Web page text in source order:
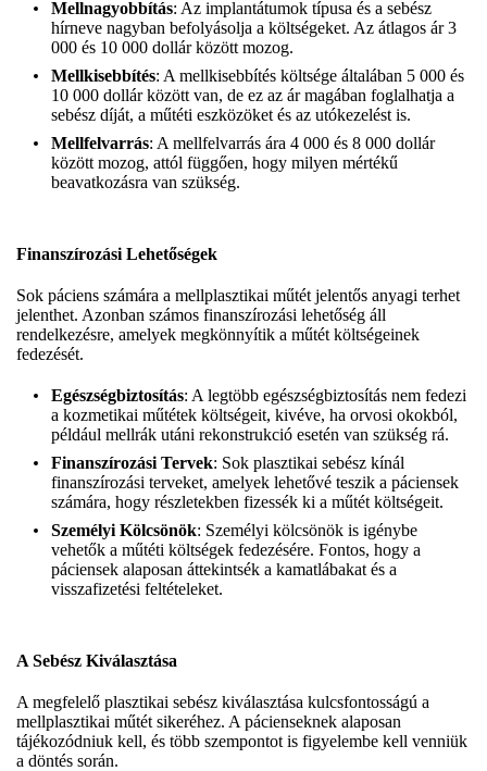
Mellnagyobbítás: Az implantátumok típusa és a sebész
hírneve nagyban befolyásolja a költségeket. Az átlagos ár 3
000 és 10 000 dollár között mozog.
Mellkisebbítés: A mellkisebbítés költsége általában 5 000 és
10 000 dollár között van, de ez az ár magában foglalhatja a
sebész díját, a műtéti eszközöket és az utókezelést is.
Mellfelvarrás: A mellfelvarrás ára 4 000 és 8 000 dollár
között mozog, attól függően, hogy milyen mértékű
beavatkozásra van szükség.
Finanszírozási Lehetőségek
Sok páciens számára a mellplasztikai műtét jelentős anyagi terhet
jelenthet. Azonban számos finanszírozási lehetőség áll
rendelkezésre, amelyek megkönnyítik a műtét költségeinek
fedezését.
Egészségbiztosítás: A legtöbb egészségbiztosítás nem fedezi
a kozmetikai műtétek költségeit, kivéve, ha orvosi okokból,
például mellrák utáni rekonstrukció esetén van szükség rá.
Finanszírozási Tervek: Sok plasztikai sebész kínál
finanszírozási terveket, amelyek lehetővé teszik a páciensek
számára, hogy részletekben fizessék ki a műtét költségeit.
Személyi Kölcsönök: Személyi kölcsönök is igénybe
vehetők a műtéti költségek fedezésére. Fontos, hogy a
páciensek alaposan áttekintsék a kamatlábakat és a
visszafizetési feltételeket.
A Sebész Kiválasztása
A megfelelő plasztikai sebész kiválasztása kulcsfontosságú a
mellplasztikai műtét sikeréhez. A pácienseknek alaposan
tájékozódniuk kell, és több szempontot is figyelembe kell venniük
a döntés során.